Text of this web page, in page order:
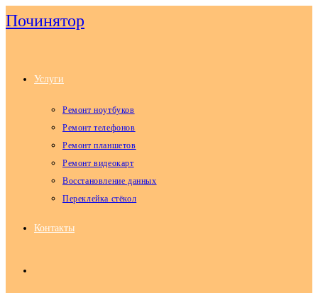
Перейти
к
Починятор
Услуги
Ремонт ноутбуков
Ремонт телефонов
Ремонт планшетов
Ремонт видеокарт
Восстановление данных
Переклейка стёкол
Контакты